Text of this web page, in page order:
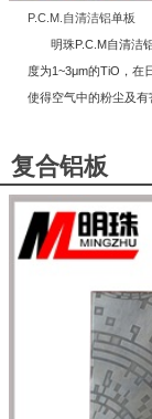
P.C.M.自清洁铝单板
明珠P.C.M自清洁铝
度为1~3μm的TiO，在
使得空气中的粉尘及有
复合铝板